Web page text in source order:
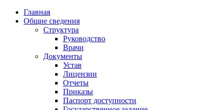
Главная
Общие сведения
Структура
Руководство
Врачи
Документы
Устав
Лицензии
Отчеты
Приказы
Паспорт доступности